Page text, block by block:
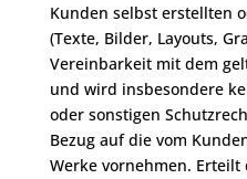
Kunden selbst erstellten
(Texte, Bilder, Layouts,
Vereinbarkeit mit dem
und wird insbesondere
oder sonstigen
Bezug auf die vom
Werke vornehmen.